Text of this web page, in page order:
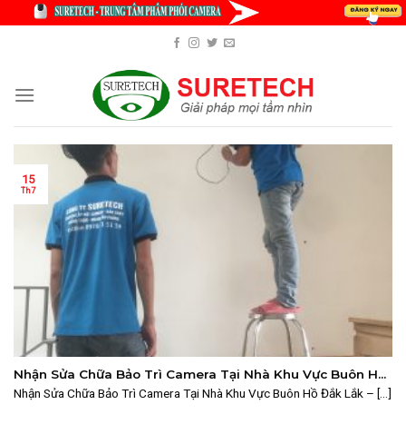
Nhận Sửa Chữa Bảo Trì Camera Tại Nhà Khu Vực Buôn Hồ
Đắk Lắk – Dịch Vụ Uy Tín, Nhanh Chóng
Nhận Sửa Chữa Bảo Trì Camera Tại Nhà Khu Vực Buôn Hồ Đắk Lắk – [...]
15
Th7